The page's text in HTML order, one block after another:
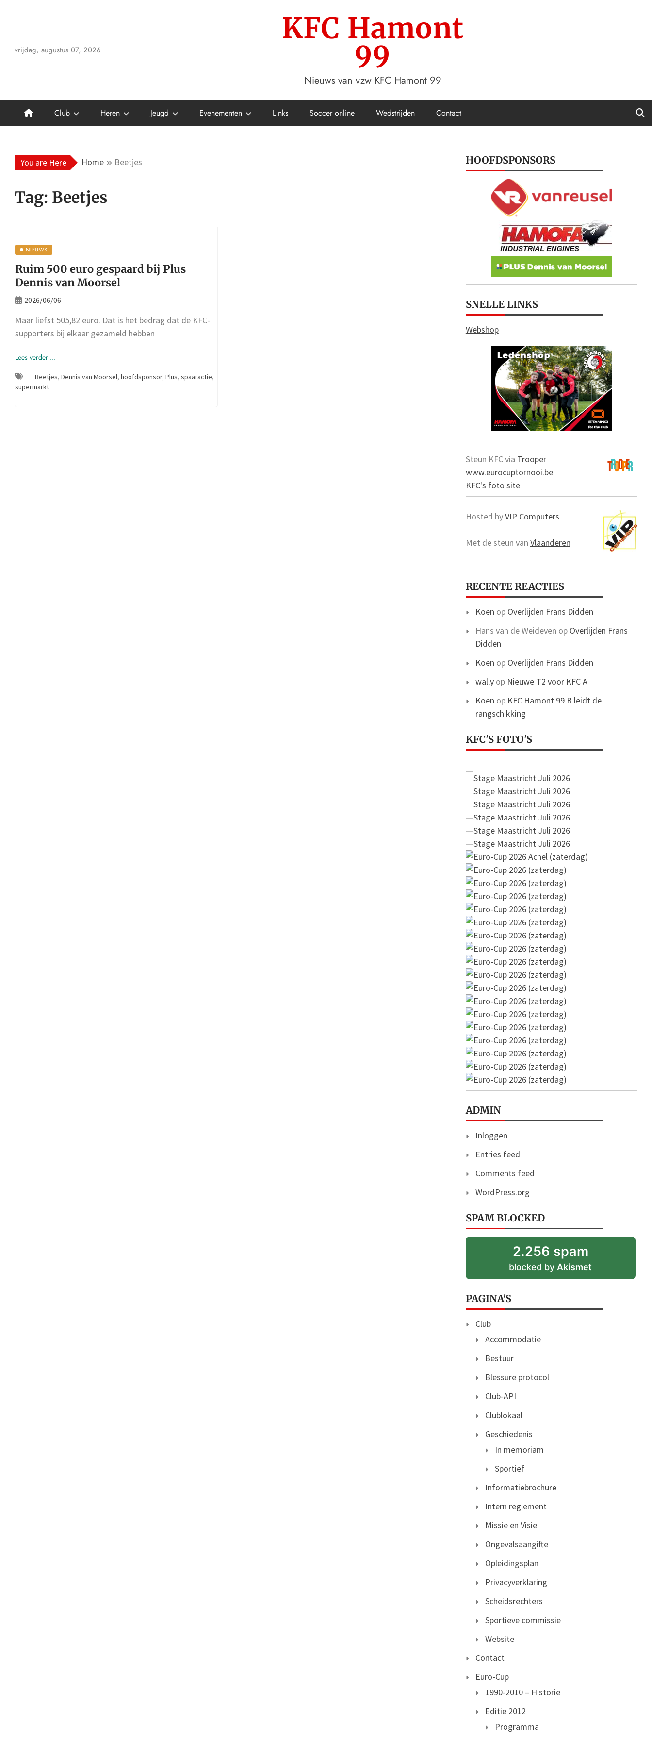
vrijdag, augustus 07, 2026
KFC Hamont
99
Nieuws van vzw KFC Hamont 99
Club Heren Jeugd Evenementen Links Soccer online Wedstrijden Contact
You are Here Home Beetjes
Tag: Beetjes
NIEUWS
Ruim 500 euro gespaard bij Plus
Dennis van Moorsel
2026/06/06
Maar liefst 505,82 euro. Dat is het bedrag dat de KFC-
supporters bij elkaar gezameld hebben
Lees verder ...
Beetjes, Dennis van Moorsel, hoofdsponsor, Plus, spaaractie,
supermarkt
HOOFDSPONSORS
SNELLE LINKS
Webshop
Steun KFC via Trooper
www.eurocuptornooi.be
KFC's foto site
Hosted byVIP Computers
Met de steun van Vlaanderen
RECENTE REACTIES
Koen op Overlijden Frans Didden
Hans van de Weideven op Overlijden Frans
Didden
Koen op Overlijden Frans Didden
wallyop Nieuwe T2 voor KFC A
Koen op KFC Hamont 99 B leidt de
rangschikking
KFC'S FOTO'S
ADMIN
Inloggen
Entries feed
Comments feed
WordPress.org
SPAM BLOCKED
2.256 spam
blocked byAkismet
PAGINA'S
Club
Accommodatie
Bestuur
Blessure protocol
Club-API
Clublokaal
Geschiedenis
In memoriam
Sportief
Informatiebrochure
Intern reglement
Missie en Visie
Ongevalsaangifte
Opleidingsplan
Privacyverklaring
Scheidsrechters
Sportieve commissie
Website
Contact
Euro-Cup
1990-2010 – Historie
Editie 2012
Programma